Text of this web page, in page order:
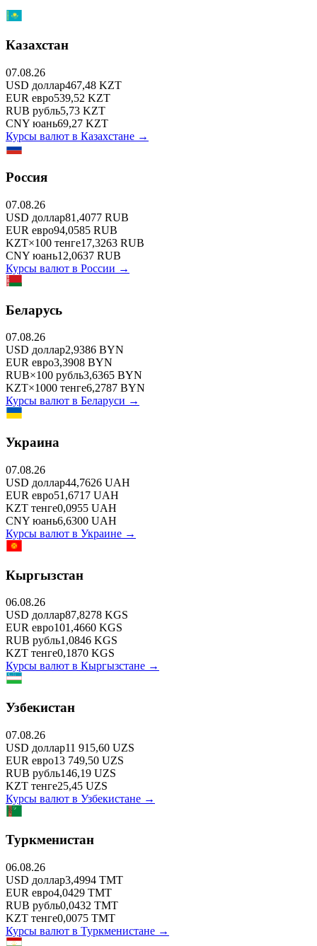
Казахстан
07.08.26
USD доллар467,48 KZT
EUR евро539,52 KZT
RUB рубль5,73 KZT
CNY юань69,27 KZT
Курсы валют в Казахстане →
Россия
07.08.26
USD доллар81,4077 RUB
EUR евро94,0585 RUB
KZT×100 тенге17,3263 RUB
CNY юань12,0637 RUB
Курсы валют в России →
Беларусь
07.08.26
USD доллар2,9386 BYN
EUR евро3,3908 BYN
RUB×100 рубль3,6365 BYN
KZT×1000 тенге6,2787 BYN
Курсы валют в Беларуси →
Украина
07.08.26
USD доллар44,7626 UAH
EUR евро51,6717 UAH
KZT тенге0,0955 UAH
CNY юань6,6300 UAH
Курсы валют в Украине →
Кыргызстан
06.08.26
USD доллар87,8278 KGS
EUR евро101,4660 KGS
RUB рубль1,0846 KGS
KZT тенге0,1870 KGS
Курсы валют в Кыргызстане →
Узбекистан
07.08.26
USD доллар11 915,60 UZS
EUR евро13 749,50 UZS
RUB рубль146,19 UZS
KZT тенге25,45 UZS
Курсы валют в Узбекистане →
Туркменистан
06.08.26
USD доллар3,4994 TMT
EUR евро4,0429 TMT
RUB рубль0,0432 TMT
KZT тенге0,0075 TMT
Курсы валют в Туркменистане →